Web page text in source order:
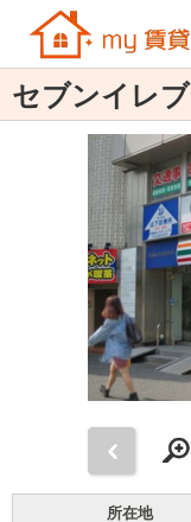
セブンイレ
所在地